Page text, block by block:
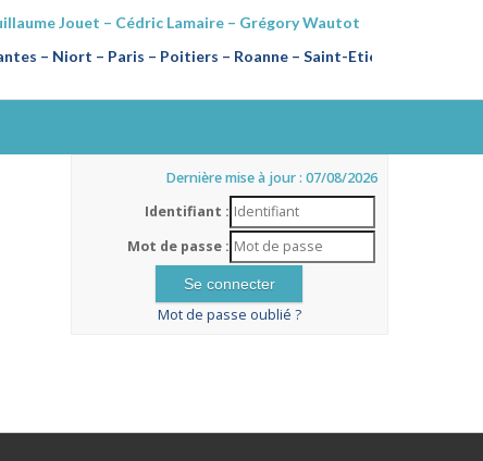
Jouet – Cédric Lamaire – Grégory Wautot
– Niort – Paris – Poitiers – Roanne – Saint-Etienne
Dernière mise à jour : 07/08/2026
Identifiant :
Mot de passe :
Mot de passe oublié ?